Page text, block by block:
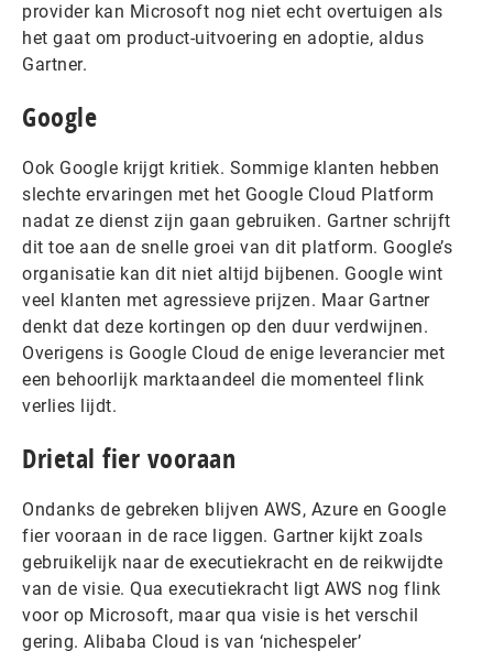
provider kan Microsoft nog niet echt overtuigen als
het gaat om product-uitvoering en adoptie, aldus
Gartner.
Google
Ook Google krijgt kritiek. Sommige klanten hebben
slechte ervaringen met het Google Cloud Platform
nadat ze dienst zijn gaan gebruiken. Gartner schrijft
dit toe aan de snelle groei van dit platform. Google’s
organisatie kan dit niet altijd bijbenen. Google wint
veel klanten met agressieve prijzen. Maar Gartner
denkt dat deze kortingen op den duur verdwijnen.
Overigens is Google Cloud de enige leverancier met
een behoorlijk marktaandeel die momenteel flink
verlies lijdt.
Drietal fier vooraan
Ondanks de gebreken blijven AWS, Azure en Google
fier vooraan in de race liggen. Gartner kijkt zoals
gebruikelijk naar de executiekracht en de reikwijdte
van de visie. Qua executiekracht ligt AWS nog flink
voor op Microsoft, maar qua visie is het verschil
gering. Alibaba Cloud is van ‘nichespeler’